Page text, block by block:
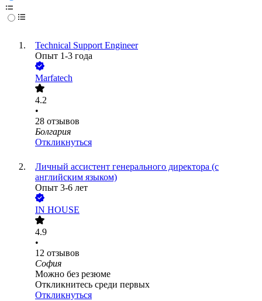
Technical Support Engineer
Опыт 1-3 года
Marfatech
4.2
•
28 отзывов
Болгария
Откликнуться
Личный ассистент генерального директора (с
английским языком)
Опыт 3-6 лет
IN HOUSE
4.9
•
12 отзывов
София
Можно без резюме
Откликнитесь среди первых
Откликнуться